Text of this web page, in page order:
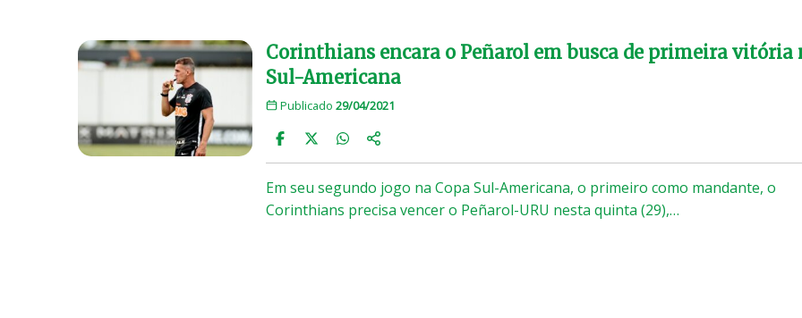
Corinthians encara o Peñarol em busca de primeira vitória
Sul-Americana
Publicado 29/04/2021
Em seu segundo jogo na Copa Sul-Americana, o primeiro como mandante, o
Corinthians precisa vencer o Peñarol-URU nesta quinta (29),…